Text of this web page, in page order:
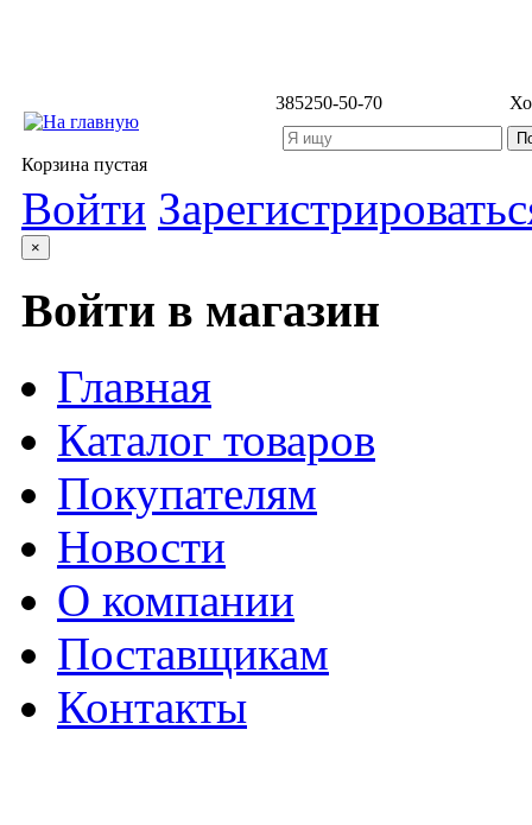
385250-50-70
Корзина пустая
Войти
×
Войти в магазин
Главная
Каталог товаров
Покупателям
Новости
О компании
Поставщикам
Контакты